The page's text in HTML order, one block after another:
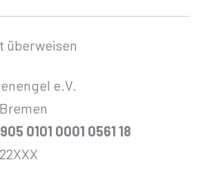
überweisen
e.V.
0101 0001 0561 18